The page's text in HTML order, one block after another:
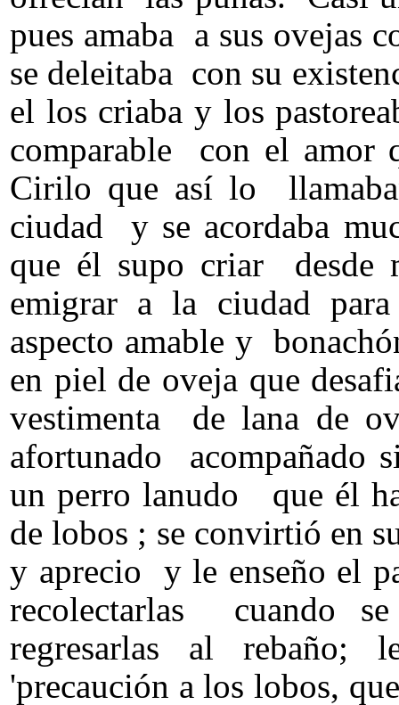
pues amaba a sus ovejas
se deleitaba con su
el los criaba y los
comparable con el
Cirilo que así lo
ciudad y se acordaba
que él supo criar desde
emigrar a la ciudad
aspecto amable y
en piel de oveja que
vestimenta de lana de
afortunado acompañado
un perro lanudo que él
de lobos ; se convirtió en
y aprecio y le enseño el
recolectarlas cuando
regresarlas al rebaño;
'precaución a los lobos,